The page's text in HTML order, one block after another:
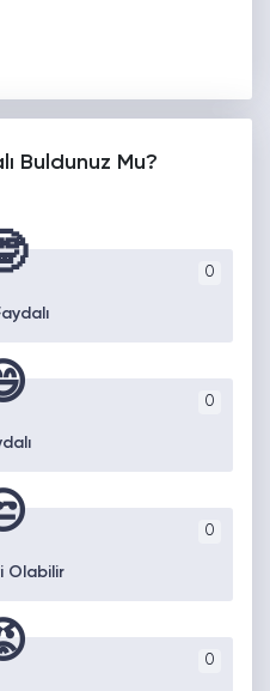
Buldunuz Mu?
0
0
0
Olabilir
0